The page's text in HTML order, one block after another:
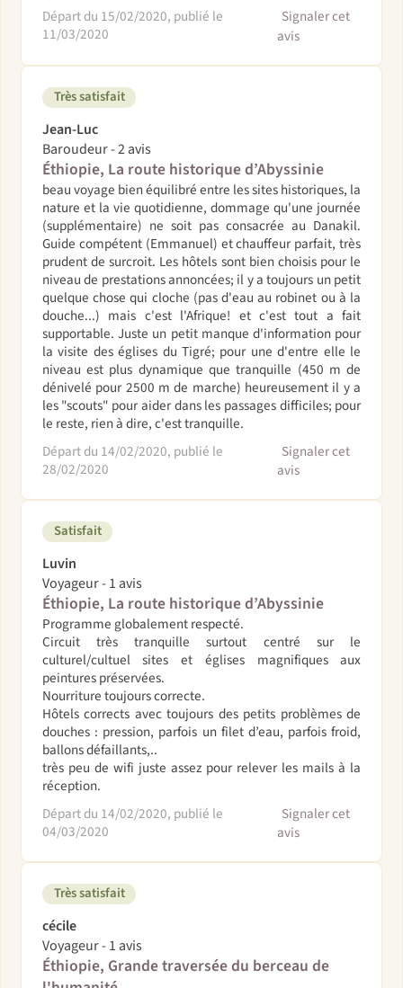
Départ du 15/02/2020, publié le
11/03/2020
Signaler cet
avis
Très satisfait
Jean-Luc
Baroudeur - 2 avis
Éthiopie, La route historique d’Abyssinie
beau voyage bien équilibré entre les sites historiques, la
nature et la vie quotidienne, dommage qu'une journée
(supplémentaire) ne soit pas consacrée au Danakil.
Guide compétent (Emmanuel) et chauffeur parfait, très
prudent de surcroit. Les hôtels sont bien choisis pour le
niveau de prestations annoncées; il y a toujours un petit
quelque chose qui cloche (pas d'eau au robinet ou à la
douche...) mais c'est l'Afrique! et c'est tout a fait
supportable. Juste un petit manque d'information pour
la visite des églises du Tigré; pour une d'entre elle le
niveau est plus dynamique que tranquille (450 m de
dénivelé pour 2500 m de marche) heureusement il y a
les "scouts" pour aider dans les passages difficiles; pour
le reste, rien à dire, c'est tranquille.
Départ du 14/02/2020, publié le
28/02/2020
Signaler cet
avis
Satisfait
Luvin
Voyageur - 1 avis
Éthiopie, La route historique d’Abyssinie
Programme globalement respecté.
Circuit très tranquille surtout centré sur le
culturel/cultuel sites et églises magnifiques aux
peintures préservées.
Nourriture toujours correcte.
Hôtels corrects avec toujours des petits problèmes de
douches : pression, parfois un filet d’eau, parfois froid,
ballons défaillants,..
très peu de wifi juste assez pour relever les mails à la
réception.
Départ du 14/02/2020, publié le
04/03/2020
Signaler cet
avis
Très satisfait
cécile
Voyageur - 1 avis
Éthiopie, Grande traversée du berceau de